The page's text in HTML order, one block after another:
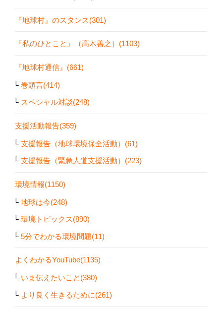
『地球村』のスタンス(301)
『私のひとこと』（高木善之）(1103)
『地球村通信』(661)
巻頭言(414)
スペシャル対談(248)
支援活動報告(359)
支援報告（地球環境保全活動）(61)
支援報告（緊急人道支援活動）(223)
環境情報(1150)
地球は今(248)
環境トピックス(890)
5分でわかる環境問題(11)
よくわかるYouTube(1135)
いま伝えたいこと(380)
より良く生きるために(261)